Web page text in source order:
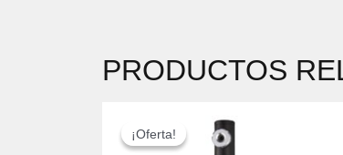
PRODUCTOS
¡Oferta!
¡Oferta!PRECIO
ORIGINAL
PRECIO
ACTUAL